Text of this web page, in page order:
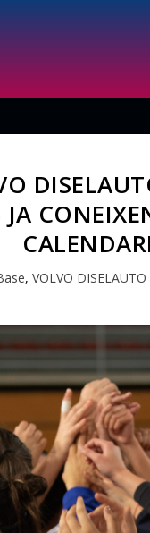
JA
CALENDARI
, VOLVO DISELAUTO